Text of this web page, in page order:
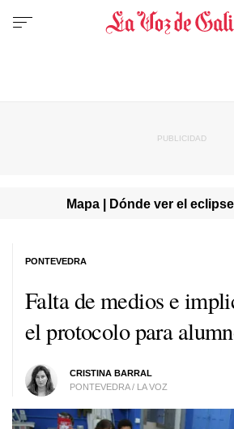
Mapa | Dónde ver el
Falta de medios e
el protocolo para
CRISTINA BARRAL
PONTEVEDRA / LA VOZ
PONTEVEDRA